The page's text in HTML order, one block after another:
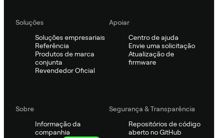
Soluções
Soluções empresariais
Referência
Produtos de marca
conjunta
Revendedor Oficial
Apoiar
Centro de ajuda
Envie uma solicitação
Atualização de
firmware
Sobre
Informação da
companhia
Segurança & Transparência
Repositórios de código
aberto no GitHub